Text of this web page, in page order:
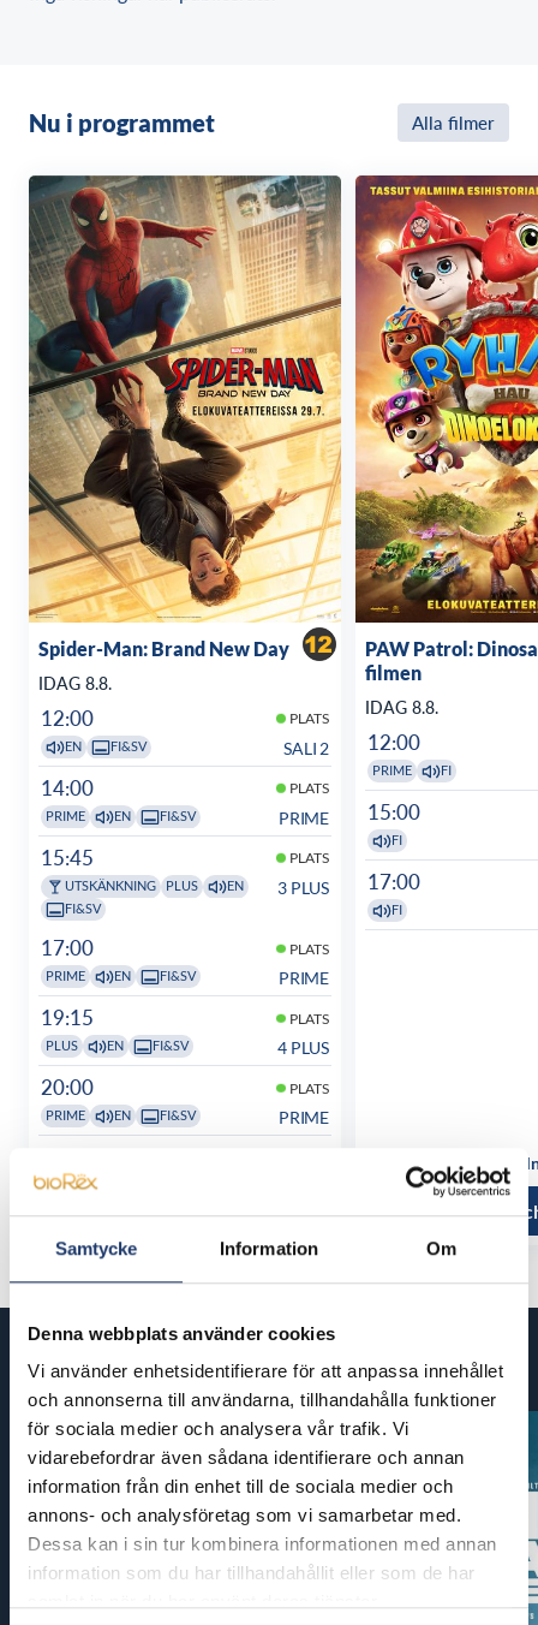
Samtycke Information Om
Denna webbplats använder cookies
Vi använder enhetsidentifierare för att anpassa innehållet
och annonserna till användarna, tillhandahålla funktioner
för sociala medier och analysera vår trafik. Vi
vidarebefordrar även sådana identifierare och annan
information från din enhet till de sociala medier och
annons- och analysföretag som vi samarbetar med.
Dessa kan i sin tur kombinera informationen med annan
information som du har tillhandahållit eller som de har
Nu i programmet Alla filmer
Spider-Man: Brand New Day
IDAG 8.8.
12:00 PLATS
EN FI&SV SALI 2
14:00 PLATS
PRIME EN FI&SV PRIME
15:45 PLATS
UTSKÄNKNING PLUS
EN
FI&SV
3 PLUS
17:00 PLATS
PRIME EN FI&SV PRIME
19:15 PLATS
PLUS EN FI&SV 4 PLUS
20:00 PLATS
PRIME EN FI&SV PRIME
Läs mer och köp
PAW Patrol:
filmen
IDAG 8.8.
12:00
PRIME FI
15:00
FI
17:00
FI
Se alla
Läs mer
Kommande filmer